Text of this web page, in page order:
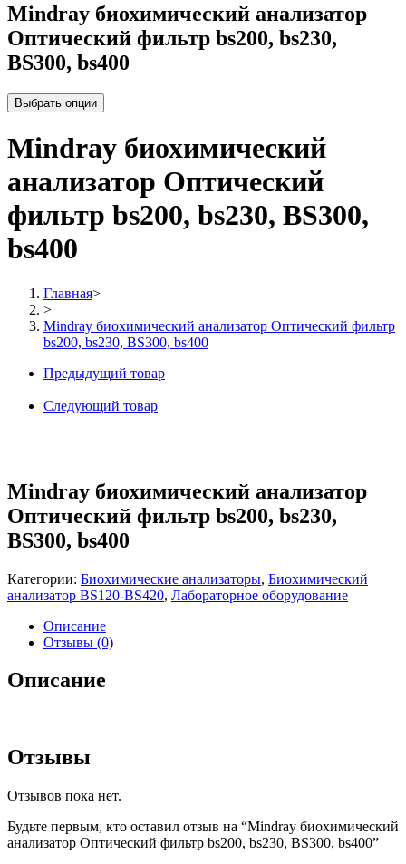
Mindray биохимический анализатор
Оптический фильтр bs200, bs230,
BS300, bs400
Выбрать опции
Mindray биохимический
анализатор Оптический
фильтр bs200, bs230, BS300,
bs400
Главная>
>
Mindray биохимический анализатор Оптический фильтр
bs200, bs230, BS300, bs400
Предыдущий товар
Следующий товар
Mindray биохимический анализатор
Оптический фильтр bs200, bs230,
BS300, bs400
Категории: Биохимические анализаторы, Биохимический
анализатор BS120-BS420, Лабораторное оборудование
Описание
Отзывы (0)
Описание
Отзывы
Отзывов пока нет.
Будьте первым, кто оставил отзыв на “Mindray биохимический
анализатор Оптический фильтр bs200, bs230, BS300, bs400”